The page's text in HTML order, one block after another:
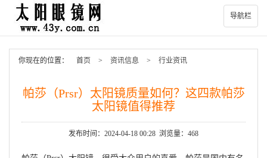
导航栏
你现在的位置： 首页 > 资讯信息 > 行业资讯
帕莎（Prsr）太阳镜质量如何？这四款帕莎
太阳镜值得推荐
发布时间：2024-04-18 00:28 浏览量：468